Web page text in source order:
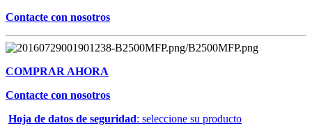
Contacte con nosotros
COMPRAR AHORA
Contacte con nosotros
Hoja de datos de seguridad: seleccione su producto